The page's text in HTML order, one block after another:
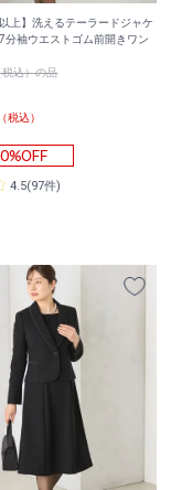
上】洗えるテーラードジャケ
分袖ウエストゴム前開きワン
込）の品
税込）
4.5(97件)